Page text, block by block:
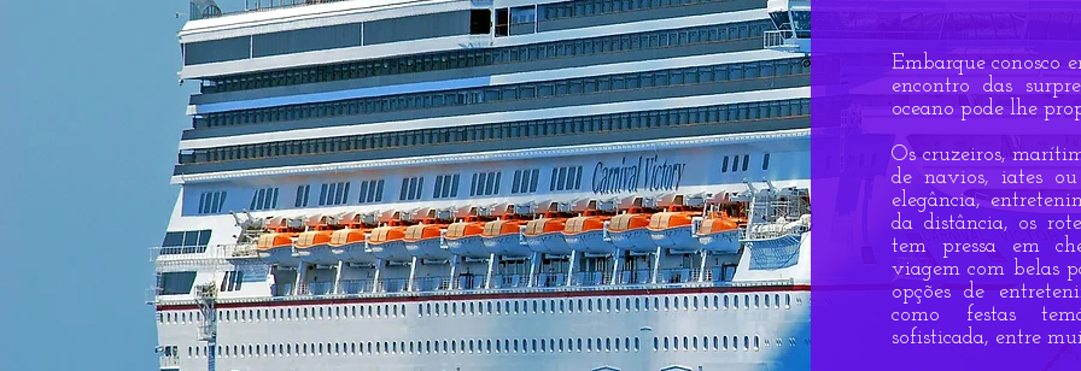
Embarque conosco
encontro das
oceano pode lhe
​Os cruzeiros,
de navios, iates
elegância,
da distância, os
tem pressa em
viagem com belas
opções de
como festas
sofisticada, entre